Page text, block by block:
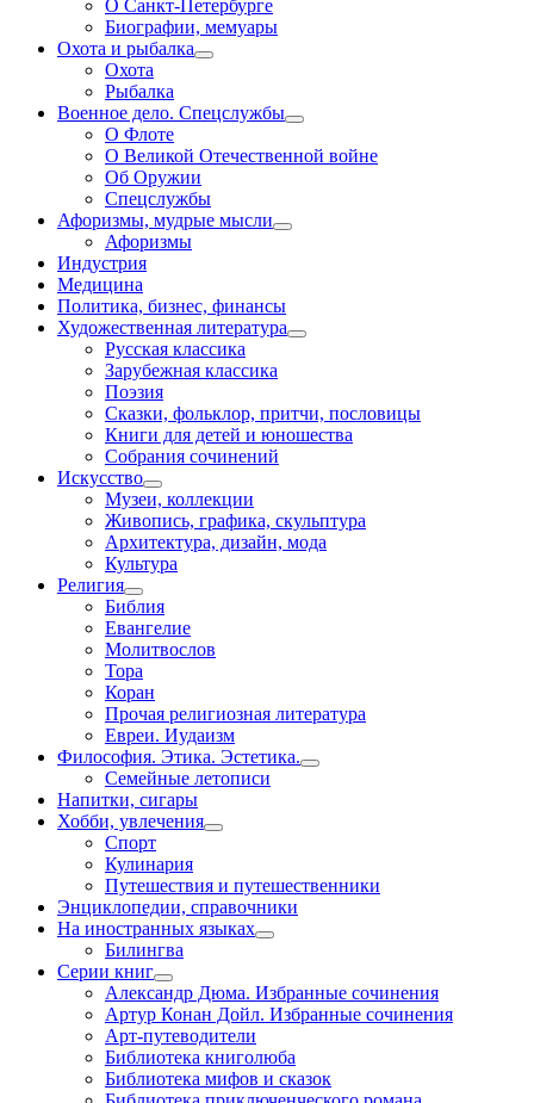
О Санкт-Петербурге
Биографии, мемуары
Охота и рыбалка
Охота
Рыбалка
Военное дело. Спецслужбы
О Флоте
О Великой Отечественной войне
Об Оружии
Спецслужбы
Афоризмы, мудрые мысли
Афоризмы
Индустрия
Медицина
Политика, бизнес, финансы
Художественная литература
Русская классика
Зарубежная классика
Поэзия
Сказки, фольклор, притчи, пословицы
Книги для детей и юношества
Собрания сочинений
Искусство
Музеи, коллекции
Живопись, графика, скульптура
Архитектура, дизайн, мода
Культура
Религия
Библия
Евангелие
Молитвослов
Тора
Коран
Прочая религиозная литература
Евреи. Иудаизм
Философия. Этика. Эстетика.
Семейные летописи
Напитки, сигары
Хобби, увлечения
Спорт
Кулинария
Путешествия и путешественники
Энциклопедии, справочники
На иностранных языках
Билингва
Серии книг
Александр Дюма. Избранные сочинения
Артур Конан Дойл. Избранные сочинения
Арт-путеводители
Библиотека книголюба
Библиотека мифов и сказок